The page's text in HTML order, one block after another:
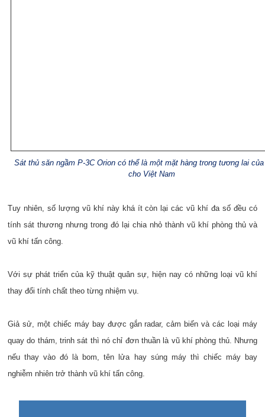
Sát thủ săn ngầm P-3C Orion có thể là một mặt hàng trong tương lai
cho Việt Nam
Tuy nhiên, số lượng vũ khí này khá ít còn lại các vũ khí đa số đều có
tính sát thương nhưng trong đó lại chia nhỏ thành vũ khí phòng thủ và
vũ khí tấn công.
Với sự phát triển của kỹ thuật quân sự, hiện nay có những loại vũ khí
thay đổi tính chất theo từng nhiệm vụ.
Giả sử, một chiếc máy bay được gắn radar, cảm biến và các loại máy
quay do thám, trinh sát thì nó chỉ đơn thuần là vũ khí phòng thủ. Nhưng
nếu thay vào đó là bom, tên lửa hay súng máy thì chiếc máy bay
nghiễm nhiên trở thành vũ khí tấn công.